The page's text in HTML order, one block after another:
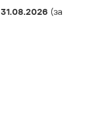
31.08.2026 (за